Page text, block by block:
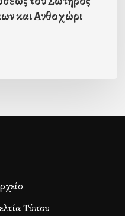
και Ανθοχώρι
Τύπου